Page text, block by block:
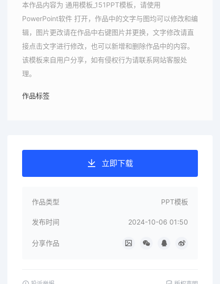
本作品内容为 通用模板_151PPT模板，请使用
PowerPoint软件 打开，作品中的文字与图均可以修改和编
辑，图片更改请在作品中右键图片并更换，文字修改请直
接点击文字进行修改，也可以新增和删除作品中的内容。
该模板来自用户分享，如有侵权行为请联系网站客服处
理。
作品标签
立即下载
作品类型 PPT模板
发布时间 2024-10-06 01:50
分享作品